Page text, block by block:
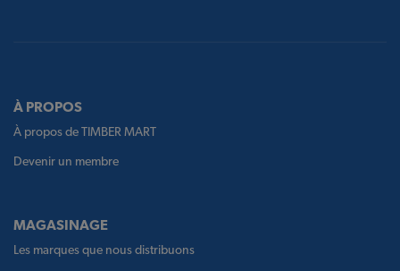
À PROPOS
À propos de TIMBER MART
Devenir un membre
MAGASINAGE
Les marques que nous distribuons